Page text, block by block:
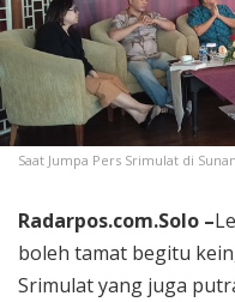
Saat Jumpa Pers Srimulat di
Radarpos.com.Solo –
boleh tamat begitu
Srimulat yang juga